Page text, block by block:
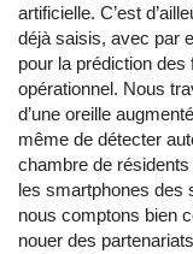
artificielle. C’est
déjà saisis, avec par
pour la prédiction des
opérationnel. Nous
d’une oreille
même de détecter
chambre de
les smartphones des
nous comptons bien
nouer des